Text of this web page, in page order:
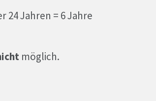
24 Jahren = 6 Jahre
möglich.